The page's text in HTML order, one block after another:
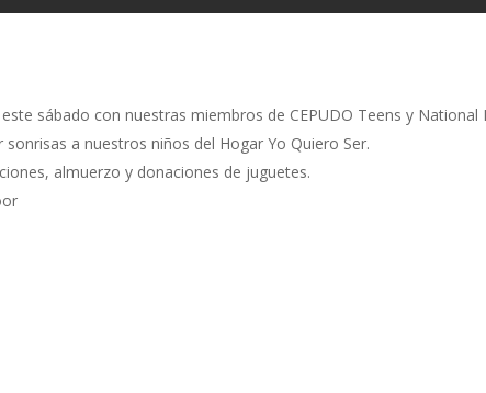
este sábado con nuestras miembros de CEPUDO Teens y National
a nuestros niños del Hogar Yo Quiero Ser.
almuerzo y donaciones de juguetes.